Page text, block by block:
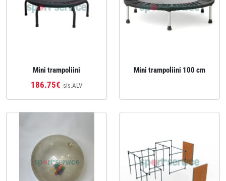
Mini trampoliini
186.75€ sis.ALV
Mini trampoliini 100 cm